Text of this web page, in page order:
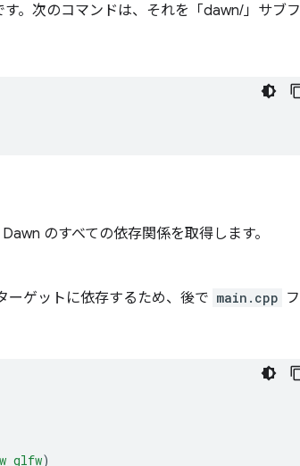
す。次のコマンドは、それを「dawn/」サブフ
のすべての依存関係を取得します。
ーゲットに依存するため、後で main.cpp フ
glfw)